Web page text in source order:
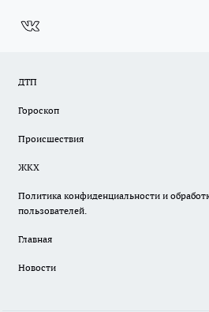
ДТП
Гороскоп
Происшествия
ЖКХ
Политика конфиденциальности и
пользователей.
Главная
Новости